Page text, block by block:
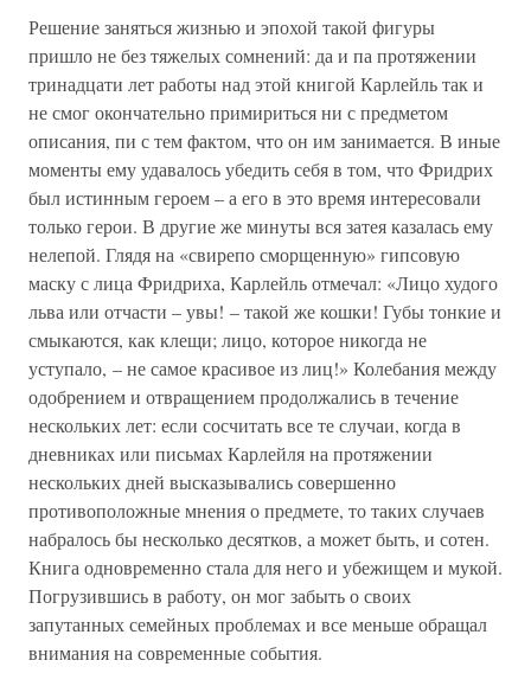
Решение заняться жизнью и эпохой такой фигуры
пришло не без тяжелых сомнений: да и па протяжении
тринадцати лет работы над этой книгой Карлейль так и
не смог окончательно примириться ни с предметом
описания, пи с тем фактом, что он им занимается. В иные
моменты ему удавалось убедить себя в том, что Фридрих
был истинным героем – а его в это время интересовали
только герои. В другие же минуты вся затея казалась ему
нелепой. Глядя на «свирепо сморщенную» гипсовую
маску с лица Фридриха, Карлейль отмечал: «Лицо худого
льва или отчасти – увы! – такой же кошки! Губы тонкие и
смыкаются, как клещи; лицо, которое никогда не
уступало, – не самое красивое из лиц!» Колебания между
одобрением и отвращением продолжались в течение
нескольких лет: если сосчитать все те случаи, когда в
дневниках или письмах Карлейля на протяжении
нескольких дней высказывались совершенно
противоположные мнения о предмете, то таких случаев
набралось бы несколько десятков, а может быть, и сотен.
Книга одновременно стала для него и убежищем и мукой.
Погрузившись в работу, он мог забыть о своих
запутанных семейных проблемах и все меньше обращал
внимания на современные события.